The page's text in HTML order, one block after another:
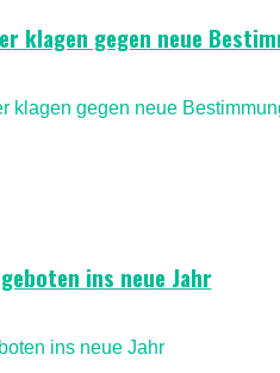
klagen gegen neue
ins neue Jahr